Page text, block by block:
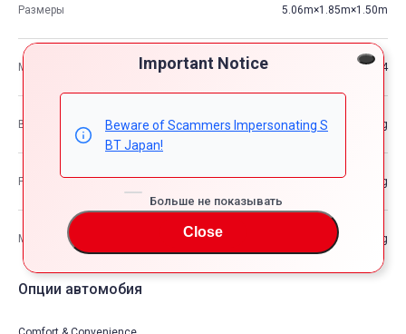
Important Notice
Beware of Scammers Impersonating S
BT Japan!
Больше не показывать
Close
Размеры 5.06m×1.85m×1.50m
М3 14
Вес автомобиля —kg
Разрешенная максимальная масса транспортного средства —kg
Максимальная грузоподъемность —kg
Опции автомобия